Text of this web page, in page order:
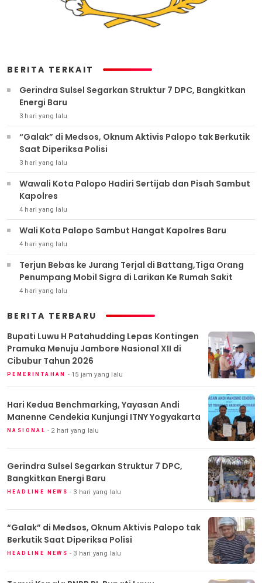
BERITA TERKAIT
Gerindra Sulsel Segarkan Struktur 7 DPC, Bangkitkan
Energi Baru
3 hari yang lalu
“Galak” di Medsos, Oknum Aktivis Palopo tak Berkutik
Saat Diperiksa Polisi
3 hari yang lalu
Wawali Kota Palopo Hadiri Sertijab dan Pisah Sambut
Kapolres
4 hari yang lalu
Wali Kota Palopo Sambut Hangat Kapolres Baru
4 hari yang lalu
Terjun Bebas ke Jurang Terjal di Battang,Tiga Orang
Penumpang Mobil Sigra di Larikan Ke Rumah Sakit
4 hari yang lalu
BERITA TERBARU
Bupati Luwu H Patahudding Lepas Kontingen
Pramuka Menuju Jambore Nasional XII di
Cibubur Tahun 2026
PEMERINTAHAN 15 jam yang lalu
Hari Kedua Benchmarking, Yayasan Andi
Manenne Cendekia Kunjungi ITNY Yogyakarta
NASIONAL 2 hari yang lalu
Gerindra Sulsel Segarkan Struktur 7 DPC,
Bangkitkan Energi Baru
HEADLINE NEWS 3 hari yang lalu
“Galak” di Medsos, Oknum Aktivis Palopo tak
Berkutik Saat Diperiksa Polisi
HEADLINE NEWS 3 hari yang lalu